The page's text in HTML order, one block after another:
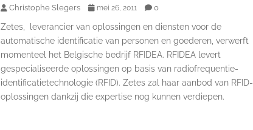
Christophe Slegers mei 26, 2011 0
Zetes, leverancier van oplossingen en diensten voor de
automatische identificatie van personen en goederen, verwerft
momenteel het Belgische bedrijf RFIDEA. RFIDEA levert
gespecialiseerde oplossingen op basis van radiofrequentie-
identificatietechnologie (RFID). Zetes zal haar aanbod van RFID-
oplossingen dankzij die expertise nog kunnen verdiepen.